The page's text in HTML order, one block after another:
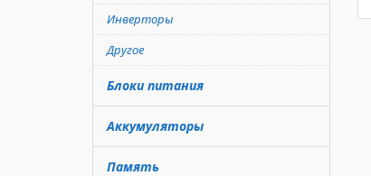
Инверторы
Другое
Блоки питания
Аккумуляторы
Память